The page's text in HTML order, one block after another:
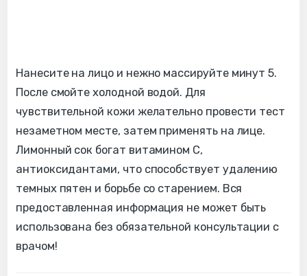
Нанесите на лицо и нежно массируйте минут 5.
После смойте холодной водой. Для
чувствительной кожи желательно провести тест
незаметном месте, затем применять на лице.
Лимонный сок богат витамином С,
антиоксидантами, что способствует удалению
темных пятен и борьбе со старением. Вся
предоставленная информация не может быть
использована без обязательной консультации с
врачом!